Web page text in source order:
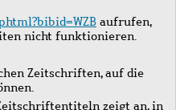
aufrufen,
nicht funktionieren.
Zeitschriften, auf die
zeigt an, in